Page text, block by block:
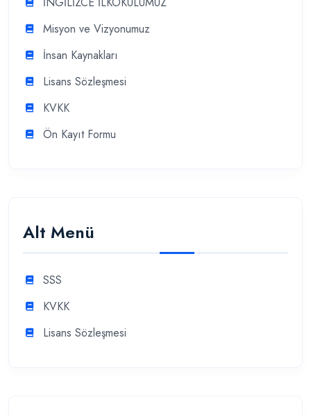
Misyon ve Vizyonumuz
İnsan Kaynakları
Lisans Sözleşmesi
KVKK
Ön Kayıt Formu
Alt Menü
SSS
KVKK
Lisans Sözleşmesi